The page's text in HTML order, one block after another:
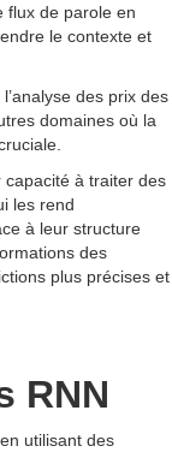
flux de parole en
le contexte et
des prix des
domaines où la
capacité à traiter des
les rend
à leur structure
des
plus précises et
RNN
utilisant des